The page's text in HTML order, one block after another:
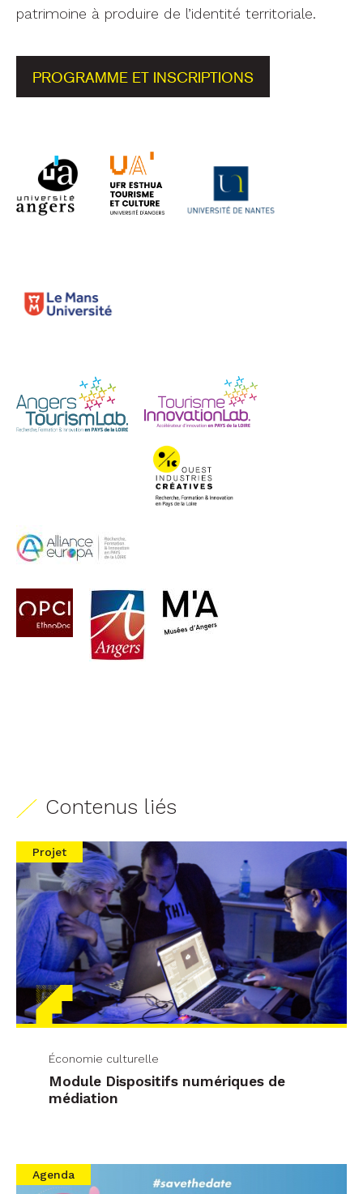
patrimoine à produire de l’identité territoriale.
PROGRAMME ET INSCRIPTIONS
Contenus liés
Projet
Économie culturelle
Module Dispositifs numériques de
médiation
Agenda